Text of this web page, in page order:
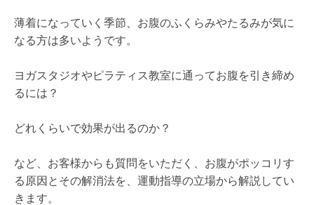
薄着になっていく季節、お腹のふくらみやたるみが気に
なる方は多いようです。
ヨガスタジオやピラティス教室に通ってお腹を引き締め
るには？
どれくらいで効果が出るのか？
など、お客様からも質問をいただく、お腹がポッコリす
る原因とその解消法を、運動指導の立場から解説してい
きます。